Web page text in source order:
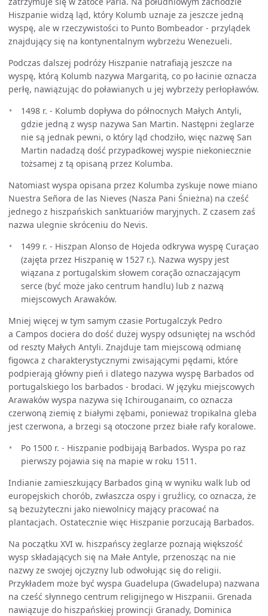
Hiszpanie widzą ląd, który Kolumb uznaje za jeszcze jedną
wyspę, ale w rzeczywistości to Punto Bombeador - przylądek
znajdujący się na kontynentalnym wybrzeżu Wenezueli.
Podczas dalszej podróży Hiszpanie natrafiają jeszcze na
wyspę, którą Kolumb nazywa Margaritą, co po łacinie oznacza
perłę, nawiązując do poławianych u jej wybrzeży perłopławów.
1498 r. - Kolumb dopływa do północnych Małych Antyli,
gdzie jedną z wysp nazywa San Martin. Następni żeglarze
nie są jednak pewni, o który ląd chodziło, więc nazwę San
Martin nadadzą dość przypadkowej wyspie niekoniecznie
tożsamej z tą opisaną przez Kolumba.
Natomiast wyspa opisana przez Kolumba zyskuje nowe miano
Nuestra Señora de las Nieves (Nasza Pani Śnieżna) na cześć
jednego z hiszpańskich sanktuariów maryjnych. Z czasem zaś
nazwa ulegnie skróceniu do Nevis.
1499 r. - Hiszpan Alonso de Hojeda odkrywa wyspę Curaçao
(zajęta przez Hiszpanię w 1527 r.). Nazwa wyspy jest
wiązana z portugalskim słowem coração oznaczającym
serce (być może jako centrum handlu) lub z nazwą
miejscowych Arawaków.
Mniej więcej w tym samym czasie Portugalczyk Pedro
a Campos dociera do dość dużej wyspy odsuniętej na wschód
od reszty Małych Antyli. Znajduje tam miejscową odmianę
figowca z charakterystycznymi zwisającymi pędami, które
podpierają główny pień i dlatego nazywa wyspę Barbados od
portugalskiego los barbados - brodaci. W języku miejscowych
Arawaków wyspa nazywa się Ichirouganaim, co oznacza
czerwoną ziemię z białymi zębami, ponieważ tropikalna gleba
jest czerwona, a brzegi są otoczone przez białe rafy koralowe.
Po 1500 r. - Hiszpanie podbijają Barbados. Wyspa po raz
pierwszy pojawia się na mapie w roku 1511.
Indianie zamieszkujący Barbados giną w wyniku walk lub od
europejskich chorób, zwłaszcza ospy i gruźlicy, co oznacza, że
są bezużyteczni jako niewolnicy mający pracować na
plantacjach. Ostatecznie więc Hiszpanie porzucają Barbados.
Na początku XVI w. hiszpańscy żeglarze poznają większość
wysp składających się na Małe Antyle, przenosząc na nie
nazwy ze swojej ojczyzny lub odwołując się do religii.
Przykładem może być wyspa Guadelupa (Gwadelupa) nazwana
na cześć słynnego centrum religijnego w Hiszpanii. Grenada
nawiązuje do hiszpańskiej prowincji Granady, Dominica